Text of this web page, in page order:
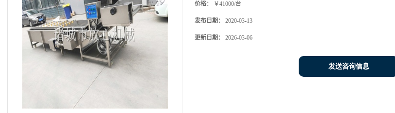
价格： ￥41000/台
发布日期： 2020-03-13
更新日期： 2026-03-06
发送咨询信息